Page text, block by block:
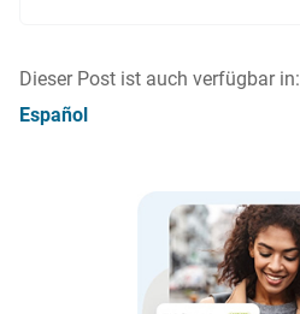
Dieser Post ist auch verfügbar in:
Español